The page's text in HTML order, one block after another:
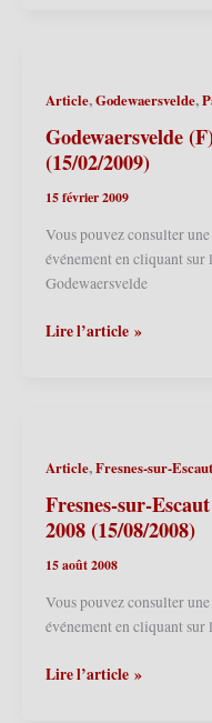
2009
(14/03/2009)
Article,Godewaersvelde,
Godewaersvelde
(15/02/2009)
15 février 2009
Vous pouvez consulter
événement en cliquant sur
Godewaersvelde
Godewaersvelde
Lire l’article »
Article,Fresnes-sur-Escaut
Fresnes-sur-
2008 (15/08/2008)
15 août 2008
Vous pouvez consulter
événement en cliquant sur
Fresnes-
Lire l’article »